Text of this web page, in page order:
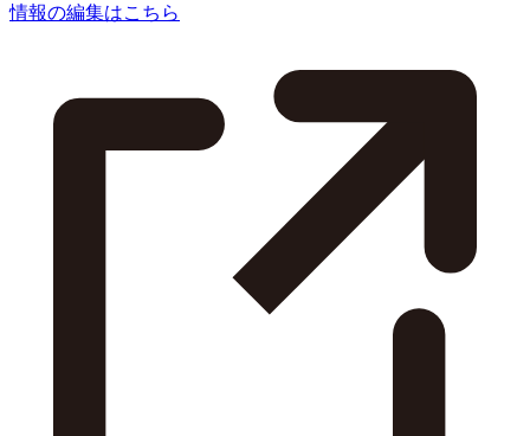
情報の編集はこちら